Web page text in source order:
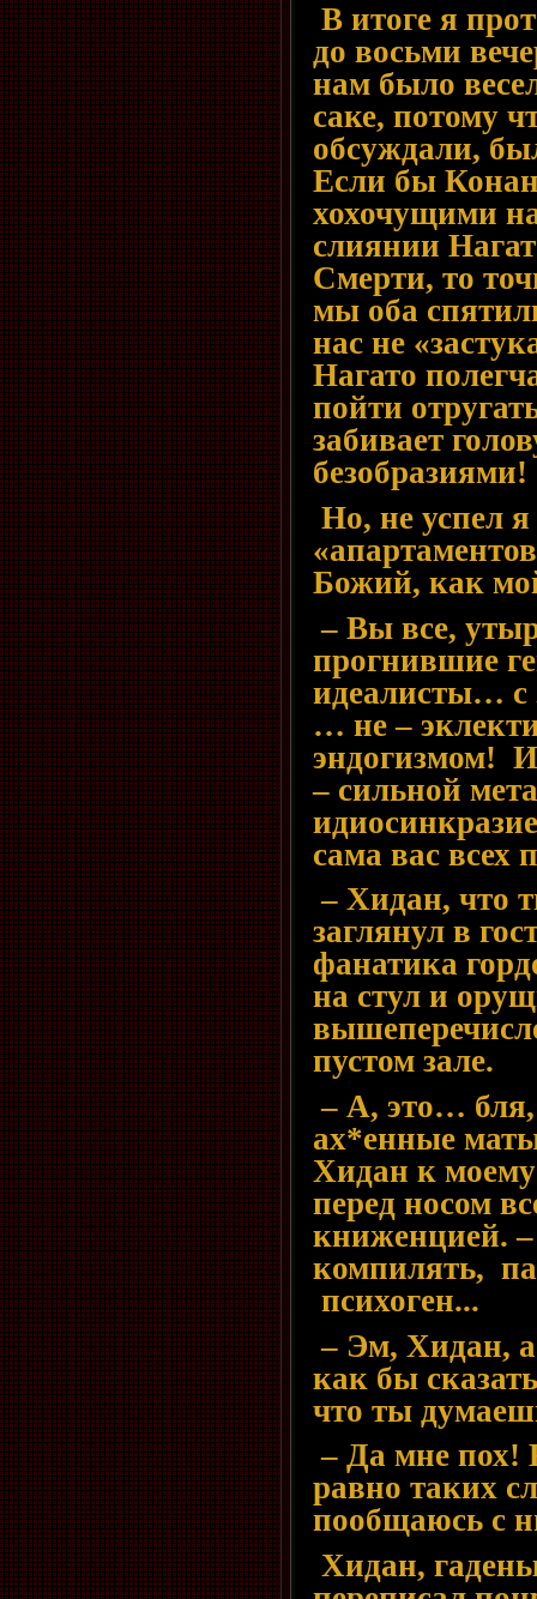
В итоге я
до восьми
нам было
саке, потому
обсуждали,
Если бы Конан
хохочущими
слиянии
Смерти, то
мы оба
нас не
Нагато
пойти
забивает
безобразиями!
Но, не успел
Божий, как
– Вы все,
прогнившие
идеалисты…
… не –
эндогизмом!
– сильной
сама вас всех
– Хидан, что
заглянул в
фанатика
на стул и
пустом зале.
– А, это…
ах*енные
Хидан к
перед носом
книженцией.
компилять,
психоген...
– Эм, Хидан,
как бы
что ты
– Да мне пох!
равно таких
пообщаюсь с
Хидан,